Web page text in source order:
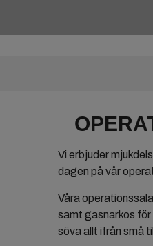
Vi erbjuder
dagen på vår
Våra
samt gasnarkos
söva allt ifrån små